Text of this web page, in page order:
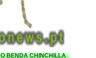
BENDA CHINCHILLA